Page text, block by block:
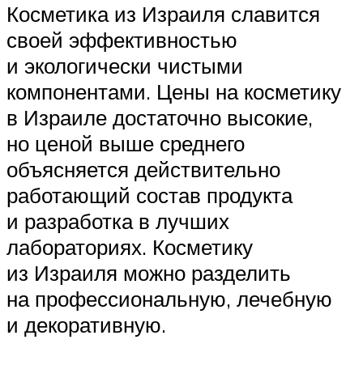
Косметика из Израиля славится
своей эффективностью
и экологически чистыми
компонентами. Цены на косметику
в Израиле достаточно высокие,
но ценой выше среднего
объясняется действительно
работающий состав продукта
и разработка в лучших
лабораториях. Косметику
из Израиля можно разделить
на профессиональную, лечебную
и декоративную.